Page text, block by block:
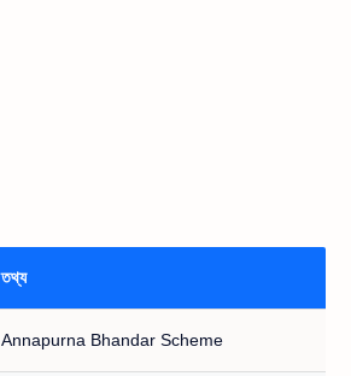
তথ্য
Annapurna Bhandar Scheme